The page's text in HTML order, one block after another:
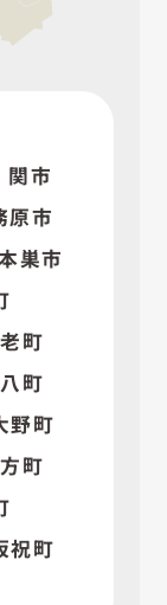
関市
原市
巣市
町
町
野町
町
祝町